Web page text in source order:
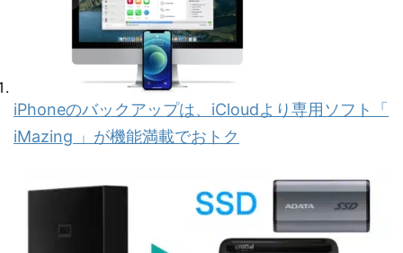
iPhoneのバックアップは、iCloudより専用ソフト「
iMazing 」が機能満載でおトク